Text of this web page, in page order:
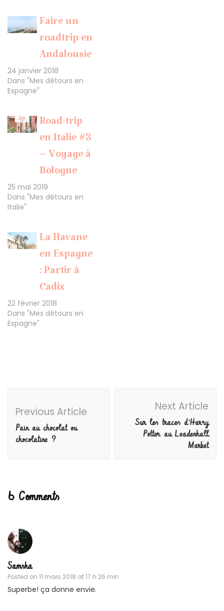
Faire un
roadtrip en
Andalousie
24 janvier 2018
Dans "Mes détours en
Espagne"
Road-trip
en Italie #3
– Voyage à
Bologne
25 mai 2019
Dans "Mes détours en
Italie"
La Havane
en Espagne
: Partir à
Cadix
22 février 2018
Dans "Mes détours en
Espagne"
Navigation
Previous Article
Pain au chocolat ou
chocolatine ?
Next Article
Sur les traces d’Harry
Potter au Leadenhall
Market
6 Comments
Samsha
Posted on 11 mars 2018 at 17 h 26 min
Superbe! ça donne envie.